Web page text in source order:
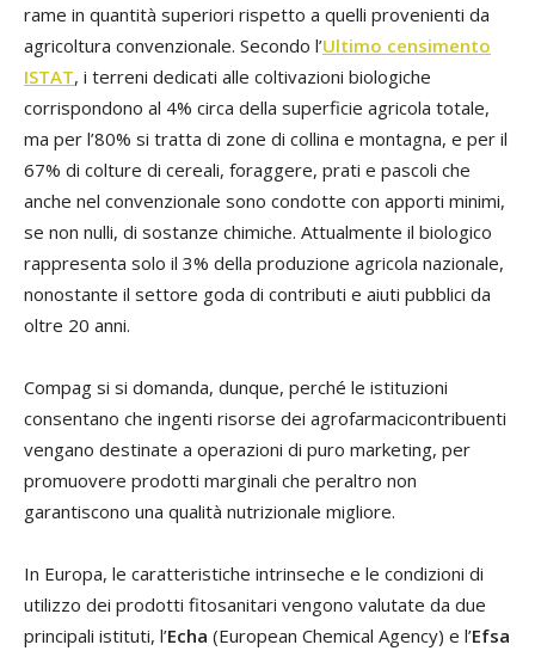
rame in quantità superiori rispetto a quelli provenienti da
agricoltura convenzionale. Secondo l’Ultimo censimento
ISTAT, i terreni dedicati alle coltivazioni biologiche
corrispondono al 4% circa della superficie agricola totale,
ma per l’80% si tratta di zone di collina e montagna, e per il
67% di colture di cereali, foraggere, prati e pascoli che
anche nel convenzionale sono condotte con apporti minimi,
se non nulli, di sostanze chimiche. Attualmente il biologico
rappresenta solo il 3% della produzione agricola nazionale,
nonostante il settore goda di contributi e aiuti pubblici da
oltre 20 anni.
Compag si si domanda, dunque, perché le istituzioni
consentano che ingenti risorse dei agrofarmacicontribuenti
vengano destinate a operazioni di puro marketing, per
promuovere prodotti marginali che peraltro non
garantiscono una qualità nutrizionale migliore.
In Europa, le caratteristiche intrinseche e le condizioni di
utilizzo dei prodotti fitosanitari vengono valutate da due
principali istituti, l’Echa (European Chemical Agency) e l’Efsa